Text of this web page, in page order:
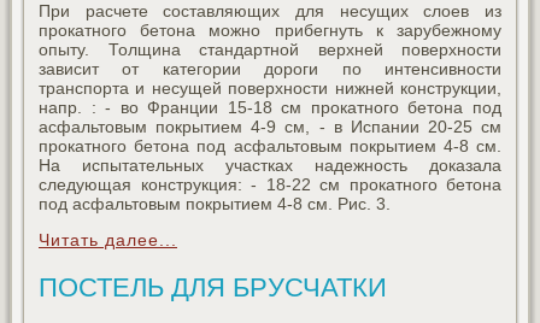
При расчете составляющих для несущих слоев из
прокатного бетона можно прибегнуть к зарубежному
опыту. Толщина стандартной верхней поверхности
зависит от категории дороги по интенсивности
транспорта и несущей поверхности нижней конструкции,
напр. : - во Франции 15-18 см прокатного бетона под
асфальтовым покрытием 4-9 см, - в Испании 20-25 см
прокатного бетона под асфальтовым покрытием 4-8 см.
На испытательных участках надежность доказала
следующая конструкция: - 18-22 см прокатного бетона
под асфальтовым покрытием 4-8 см. Рис. 3.
Читать далее...
ПОСТЕЛЬ ДЛЯ БРУСЧАТКИ